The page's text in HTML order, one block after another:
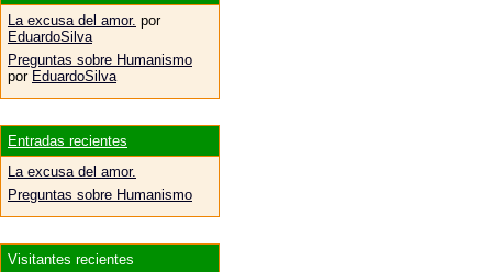
La excusa del amor. por
EduardoSilva
Preguntas sobre Humanismo
por EduardoSilva
Entradas recientes
La excusa del amor.
Preguntas sobre Humanismo
Visitantes recientes